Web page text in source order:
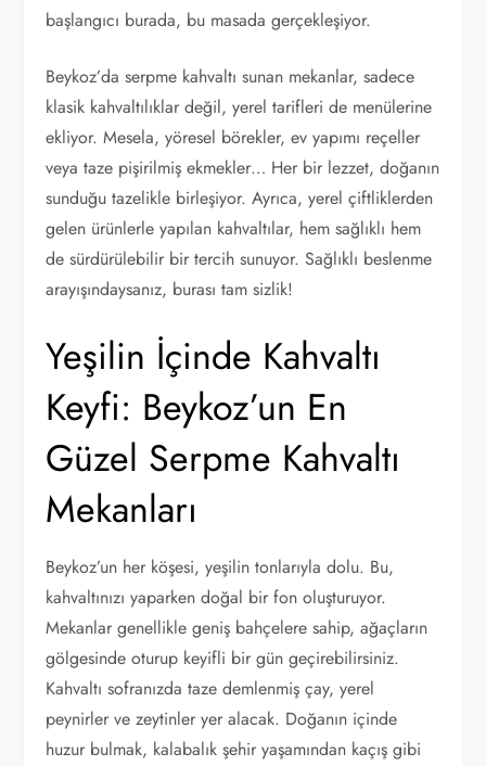
başlangıcı burada, bu masada gerçekleşiyor.
Beykoz’da serpme kahvaltı sunan mekanlar, sadece
klasik kahvaltılıklar değil, yerel tarifleri de menülerine
ekliyor. Mesela, yöresel börekler, ev yapımı reçeller
veya taze pişirilmiş ekmekler… Her bir lezzet, doğanın
sunduğu tazelikle birleşiyor. Ayrıca, yerel çiftliklerden
gelen ürünlerle yapılan kahvaltılar, hem sağlıklı hem
de sürdürülebilir bir tercih sunuyor. Sağlıklı beslenme
arayışındaysanız, burası tam sizlik!
Yeşilin İçinde Kahvaltı
Keyfi: Beykoz’un En
Güzel Serpme Kahvaltı
Mekanları
Beykoz’un her köşesi, yeşilin tonlarıyla dolu. Bu,
kahvaltınızı yaparken doğal bir fon oluşturuyor.
Mekanlar genellikle geniş bahçelere sahip, ağaçların
gölgesinde oturup keyifli bir gün geçirebilirsiniz.
Kahvaltı sofranızda taze demlenmiş çay, yerel
peynirler ve zeytinler yer alacak. Doğanın içinde
huzur bulmak, kalabalık şehir yaşamından kaçış gibi